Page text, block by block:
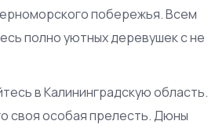
побережья. Всем
полно уютных деревушек с не
в Калининградскую область.
своя особая прелесть. Дюны